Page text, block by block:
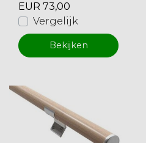
EUR 73,00
Vergelijk
Bekijken